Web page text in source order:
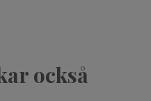
också